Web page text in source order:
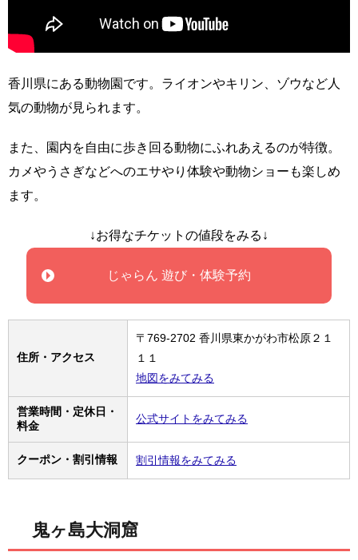
香川県にある動物園です。ライオンやキリン、ゾウなど人
気の動物が見られます。
また、園内を自由に歩き回る動物にふれあえるのが特徴。
カメやうさぎなどへのエサやり体験や動物ショーも楽しめ
ます。
↓お得なチケットの値段をみる↓
じゃらん 遊び・体験予約
住所・アクセス
〒769-2702 香川県東かがわ市松原２１
１１
地図をみてみる
営業時間・定休日・
料金
公式サイトをみてみる
クーポン・割引情報 割引情報をみてみる
鬼ヶ島大洞窟